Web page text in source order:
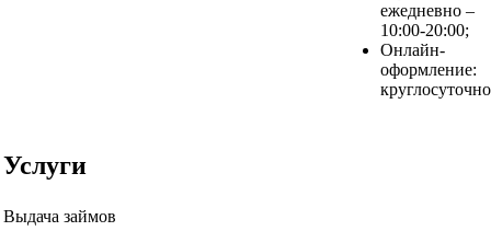
ежедневно –
10:00-20:00;
Онлайн-
оформление:
Услуги
Выдача займов